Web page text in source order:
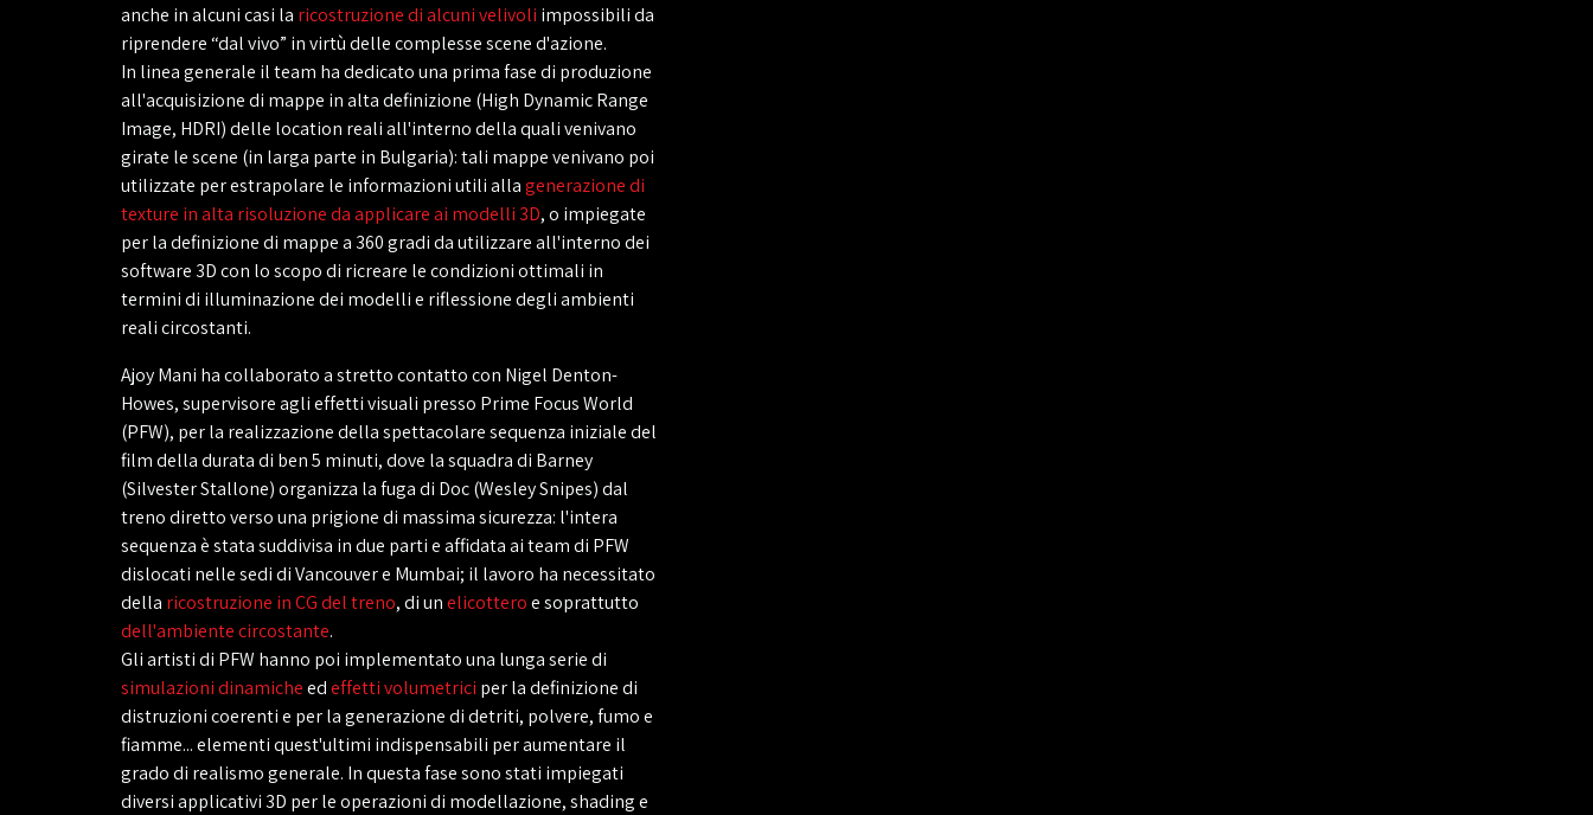
anche in alcuni casi la ricostruzione di alcuni velivoli impossibili da
riprendere “dal vivo” in virtù delle complesse scene d'azione.
In linea generale il team ha dedicato una prima fase di produzione
all'acquisizione di mappe in alta definizione (High Dynamic Range
Image, HDRI) delle location reali all'interno della quali venivano
girate le scene (in larga parte in Bulgaria): tali mappe venivano poi
utilizzate per estrapolare le informazioni utili allagenerazione di
texture in alta risoluzione da applicare ai modelli 3D, o impiegate
per la definizione di mappe a 360 gradi da utilizzare all'interno dei
software 3D con lo scopo di ricreare le condizioni ottimali in
termini di illuminazione dei modelli e riflessione degli ambienti
reali circostanti.
Ajoy Mani ha collaborato a stretto contatto con Nigel Denton-
Howes, supervisore agli effetti visuali presso Prime Focus World
(PFW), per la realizzazione della spettacolare sequenza iniziale del
film della durata di ben 5 minuti, dove la squadra di Barney
(Silvester Stallone) organizza la fuga di Doc (Wesley Snipes) dal
treno diretto verso una prigione di massima sicurezza: l'intera
sequenza è stata suddivisa in due parti e affidata ai team di PFW
dislocati nelle sedi di Vancouver e Mumbai; il lavoro ha necessitato
della ricostruzione in CG del treno, di unelicotteroe soprattutto
dell'ambiente circostante.
Gli artisti di PFW hanno poi implementato una lunga serie di
simulazioni dinamicheedeffetti volumetrici per la definizione di
distruzioni coerenti e per la generazione di detriti, polvere, fumo e
fiamme... elementi quest'ultimi indispensabili per aumentare il
grado di realismo generale. In questa fase sono stati impiegati
diversi applicativi 3D per le operazioni di modellazione, shading e